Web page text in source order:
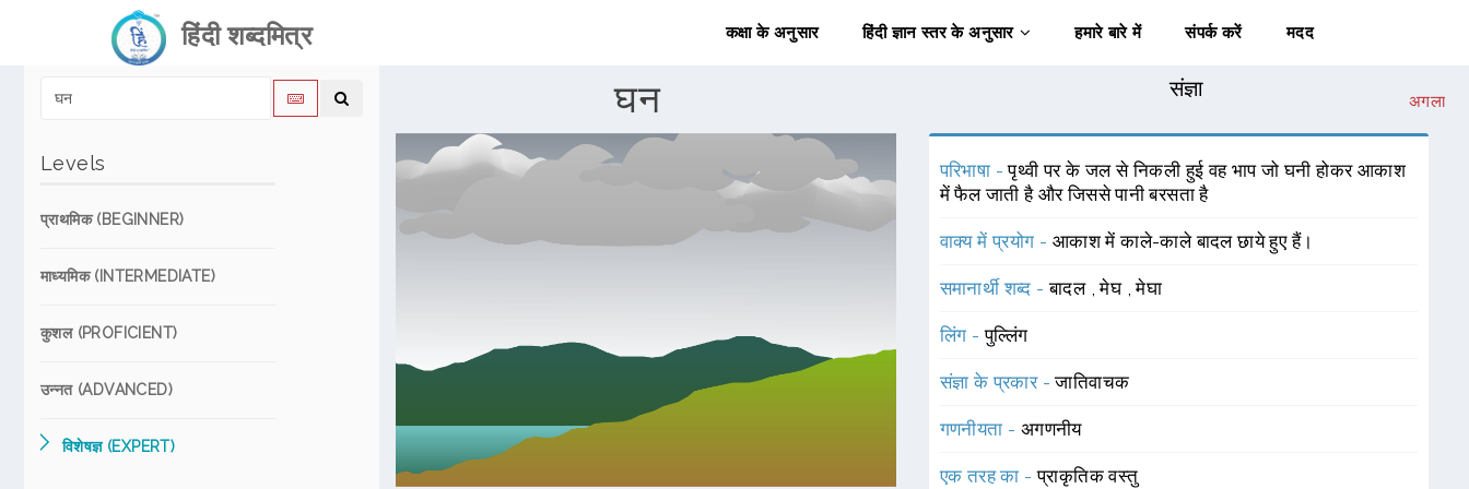
हिंदी शब्दमित्र कक्षा के अनुसार हिंदी ज्ञान स्तर के अनुसार हमारे बारे में संपर्क करें मदद
Levels
प्राथमिक (BEGINNER)
माध्यमिक (INTERMEDIATE)
कुशल (PROFICIENT)
उन्नत (ADVANCED)
विशेषज्ञ (EXPERT)
घन संज्ञा
अगला
परिभाषा -पृथ्वी पर के जल से निकली हुई वह भाप जो घनी होकर आकाश
में फैल जाती है और जिससे पानी बरसता है
वाक्य में प्रयोग - आकाश में काले-काले बादल छाये हुए हैं।
समानार्थी शब्द -बादल ,मेघ ,मेघा
लिंग -पुल्लिंग
संज्ञा के प्रकार -जातिवाचक
गणनीयता - अगणनीय
एक तरह का -प्राकृतिक वस्तु